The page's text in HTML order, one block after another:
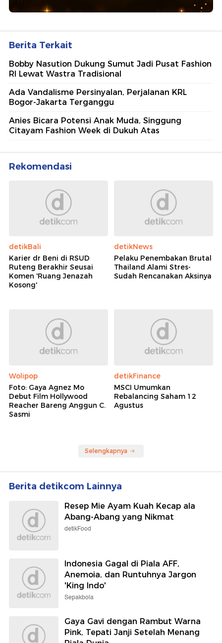
Berita Terkait
Bobby Nasution Dukung Sumut Jadi Pusat Fashion
RI Lewat Wastra Tradisional
Ada Vandalisme Persinyalan, Perjalanan KRL
Bogor-Jakarta Terganggu
Anies Bicara Potensi Anak Muda, Singgung
Citayam Fashion Week di Dukuh Atas
Rekomendasi
detikBali
Karier dr Beni di RSUD
Ruteng Berakhir Seusai
Komen 'Ruang Jenazah
Kosong'
detikNews
Pelaku Penembakan Brutal
Thailand Alami Stres-
Sudah Rencanakan Aksinya
Wolipop
Foto: Gaya Agnez Mo
Debut Film Hollywood
Reacher Bareng Anggun C.
Sasmi
detikFinance
MSCI Umumkan
Rebalancing Saham 12
Agustus
Selengkapnya
Berita detikcom Lainnya
Resep Mie Ayam Kuah Kecap ala
Abang-Abang yang Nikmat
detikFood
Indonesia Gagal di Piala AFF,
Anemoia, dan Runtuhnya Jargon
'King Indo'
Sepakbola
Gaya Gavi dengan Rambut Warna
Pink, Tepati Janji Setelah Menang